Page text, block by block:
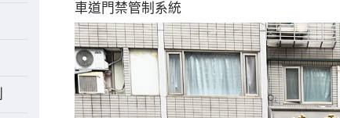
車道門禁管制系統